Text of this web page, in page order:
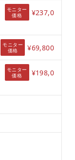
モニター
価格
¥237,0
モニター
価格
¥69,800
モニター
価格
¥198,0